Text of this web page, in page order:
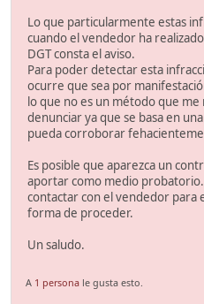
Lo que particularmente estas
cuando el vendedor ha
DGT consta el aviso.
Para poder detectar esta
ocurre que sea por
lo que no es un método que
denunciar ya que se basa en
pueda corroborar
Es posible que aparezca un
aportar como medio
contactar con el vendedor para
forma de proceder.
Un saludo.
A 1 persona le gusta esto.